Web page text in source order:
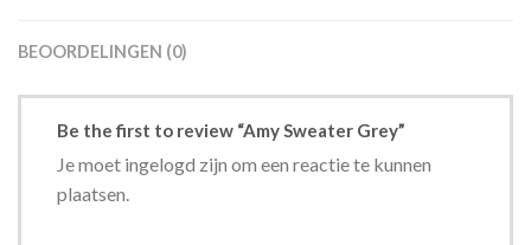
BEOORDELINGEN (0)
Be the first to review “Amy Sweater Grey”
Je moet ingelogd zijn om een reactie te kunnen
plaatsen.